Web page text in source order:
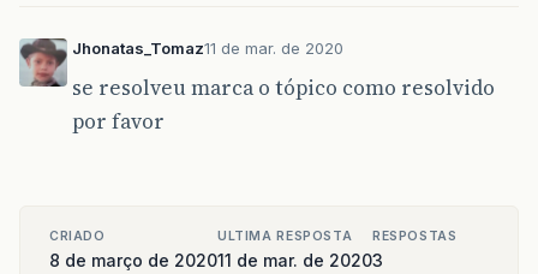
Jhonatas_Tomaz11 de mar. de 2020
se resolveu marca o tópico como resolvido
por favor
CRIADO
8 de março de 2020
ULTIMA RESPOSTA
11 de mar. de 2020
RESPOSTAS
3